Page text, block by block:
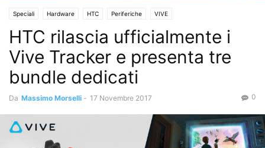
Speciali Hardware HTC Periferiche VIVE
HTC rilascia ufficialmente i
Vive Tracker e presenta tre
bundle dedicati
Da Massimo Morselli - 17 Novembre 2017 0